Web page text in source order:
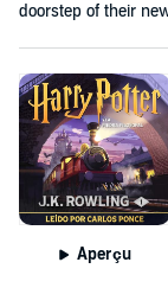
doorstep of their
Aperçu